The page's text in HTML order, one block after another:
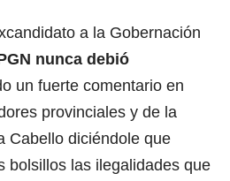
a la Gobernación
nunca debió
un fuerte comentario en
provinciales y de la
Cabello diciéndole que
bolsillos las ilegalidades que